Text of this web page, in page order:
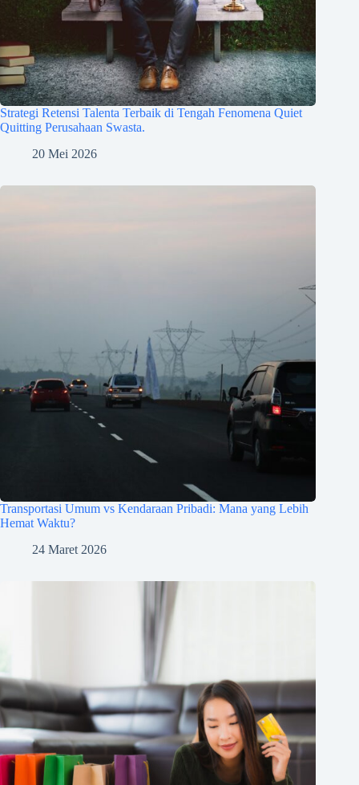
Strategi Retensi Talenta Terbaik di Tengah Fenomena Quiet
Quitting Perusahaan Swasta.
20 Mei 2026
Transportasi Umum vs Kendaraan Pribadi: Mana yang Lebih
Hemat Waktu?
24 Maret 2026